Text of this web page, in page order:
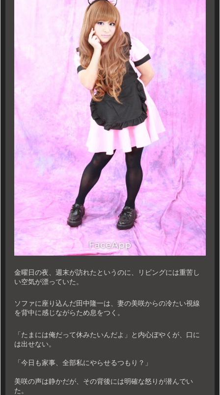
金曜日の夜、週末が訪れたというのに、リビングには重苦し
い空気が漂っていた。
ソファに座り込んだ田中隆一は、妻の美咲からの冷たい視線
を背中に感じながらため息をつく。
「たまには俺だって休みたいんだよ」と内心ぼやくが、口に
は出せない。
「今日も家事、全部私にやらせるつもり？」
美咲の声は静かだが、その背後には明確な怒りが潜んでい
た。